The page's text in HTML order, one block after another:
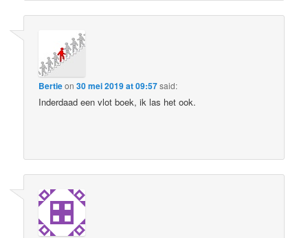
Bertieon30 mei 2019 at 09:57said:
Inderdaad een vlot boek, ik las het ook.